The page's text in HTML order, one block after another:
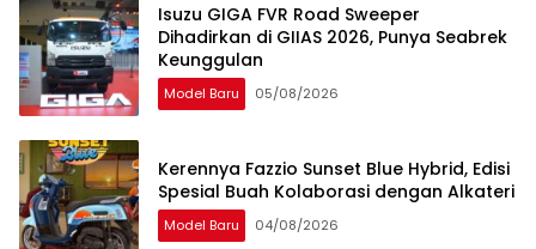
Isuzu GIGA FVR Road Sweeper
Dihadirkan di GIIAS 2026, Punya Seabrek
Keunggulan
Model Baru 05/08/2026
Kerennya Fazzio Sunset Blue Hybrid, Edisi
Spesial Buah Kolaborasi dengan Alkateri
Model Baru 04/08/2026